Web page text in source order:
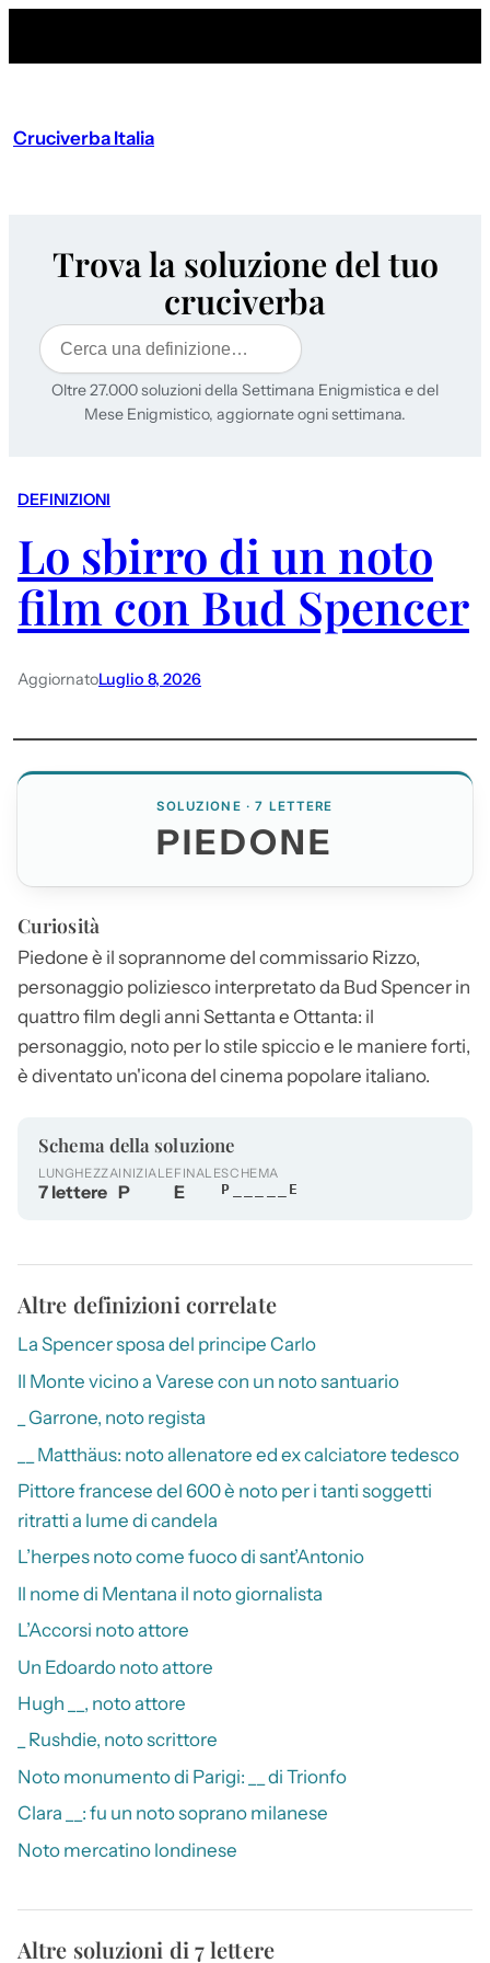
Cruciverba Italia
Trova la soluzione del tuo
cruciverba
Cerca
Oltre 27.000 soluzioni della Settimana Enigmistica e del
Mese Enigmistico, aggiornate ogni settimana.
DEFINIZIONI
Lo sbirro di un noto
film con Bud Spencer
AggiornatoLuglio 8, 2026
SOLUZIONE · 7 LETTERE
PIEDONE
Curiosità
Piedone è il soprannome del commissario Rizzo,
personaggio poliziesco interpretato da Bud Spencer in
quattro film degli anni Settanta e Ottanta: il
personaggio, noto per lo stile spiccio e le maniere forti,
è diventato un'icona del cinema popolare italiano.
Schema della soluzione
LUNGHEZZA
7 lettere
INIZIALE
P
FINALE
E
SCHEMA
P_____E
Altre definizioni correlate
La Spencer sposa del principe Carlo
Il Monte vicino a Varese con un noto santuario
_ Garrone, noto regista
__ Matthäus: noto allenatore ed ex calciatore tedesco
Pittore francese del 600 è noto per i tanti soggetti
ritratti a lume di candela
L’herpes noto come fuoco di sant’Antonio
Il nome di Mentana il noto giornalista
L’Accorsi noto attore
Un Edoardo noto attore
Hugh __, noto attore
_ Rushdie, noto scrittore
Noto monumento di Parigi: __ di Trionfo
Clara __: fu un noto soprano milanese
Noto mercatino londinese
Altre soluzioni di 7 lettere